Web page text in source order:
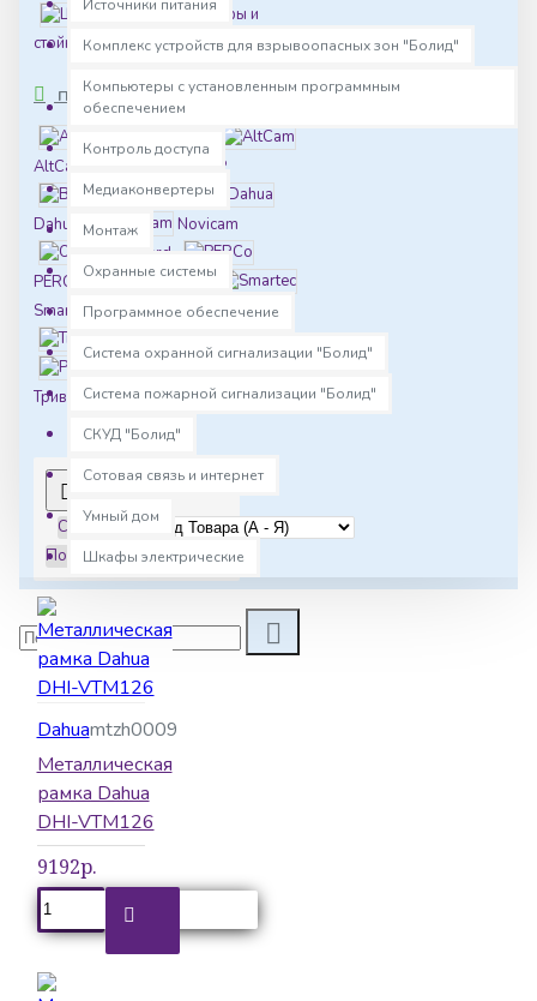
Источники питания
Комплекс устройств для взрывоопасных зон "Болид"
Компьютеры с установленным программным
обеспечением
Контроль доступа
Медиаконвертеры
Монтаж
Охранные системы
Программное обеспечение
Система охранной сигнализации "Болид"
Система пожарной сигнализации "Болид"
СКУД "Болид"
Сотовая связь и интернет
Умный дом
Шкафы электрические
Шкафы и
стойки
ПРОИЗВОДИТЕЛИ
AltCam
BAS-IP
BioSmart
Dahua
Novicam
Oxgard
PERCo
Slinex
Smartec
Tiandy
ZKTeco
Релион
ТривиТех
Сортировка:
Показать:
Dahuamtzh0009
Металлическая
рамка Dahua
DHI-VTM126
9192р.